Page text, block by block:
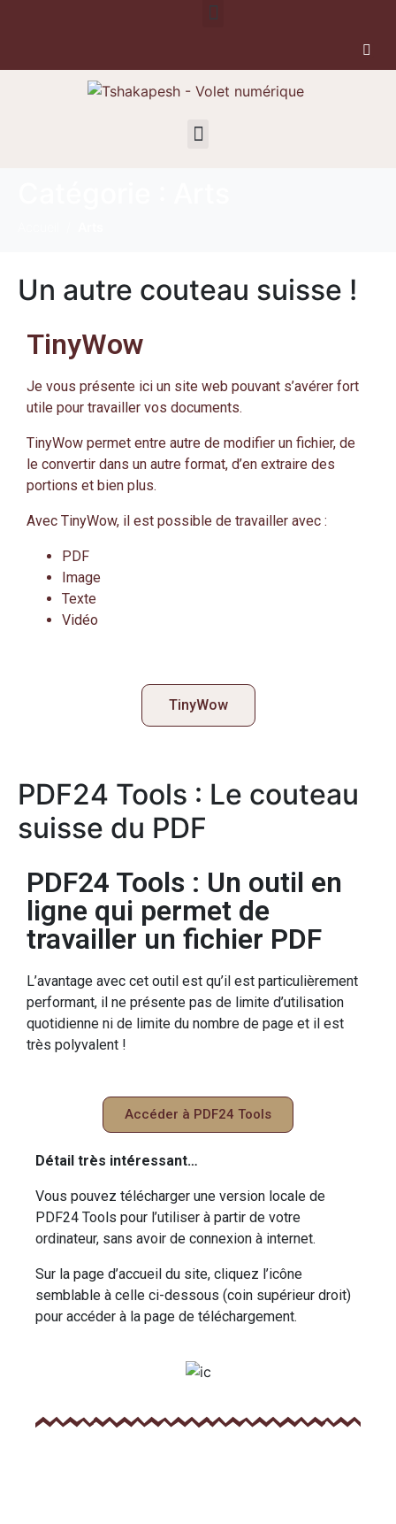
Un autre couteau suisse !
TinyWow
Je vous présente ici un site web pouvant s’avérer fort
utile pour travailler vos documents.
TinyWow permet entre autre de modifier un fichier, de
le convertir dans un autre format, d’en extraire des
portions et bien plus.
Avec TinyWow, il est possible de travailler avec :
PDF
Image
Texte
Vidéo
TinyWow
PDF24 Tools : Le couteau
suisse du PDF
PDF24 Tools : Un outil en
ligne qui permet de
travailler un fichier PDF
L’avantage avec cet outil est qu’il est particulièrement
performant, il ne présente pas de limite d’utilisation
quotidienne ni de limite du nombre de page et il est
très polyvalent !
Accéder à PDF24 Tools
Détail très intéressant…
Vous pouvez télécharger une version locale de
PDF24 Tools pour l’utiliser à partir de votre
ordinateur, sans avoir de connexion à internet.
Sur la page d’accueil du site, cliquez l’icône
semblable à celle ci-dessous (coin supérieur droit)
pour accéder à la page de téléchargement.